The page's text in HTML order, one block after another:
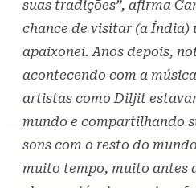
suas tradições”, afirma
chance de visitar (a Índia)
apaixonei. Anos depois,
acontecendo com a
artistas como Diljit
mundo e compartilhando
sons com o resto do
muito tempo, muito antes